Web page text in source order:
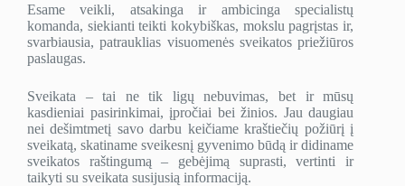
Esame veikli, atsakinga ir ambicinga specialistų
komanda, siekianti teikti kokybiškas, mokslu pagrįstas ir,
svarbiausia, patrauklias visuomenės sveikatos priežiūros
paslaugas.
Sveikata – tai ne tik ligų nebuvimas, bet ir mūsų
kasdieniai pasirinkimai, įpročiai bei žinios. Jau daugiau
nei dešimtmetį savo darbu keičiame kraštiečių požiūrį į
sveikatą, skatiname sveikesnį gyvenimo būdą ir didiname
sveikatos raštingumą – gebėjimą suprasti, vertinti ir
taikyti su sveikata susijusią informaciją.